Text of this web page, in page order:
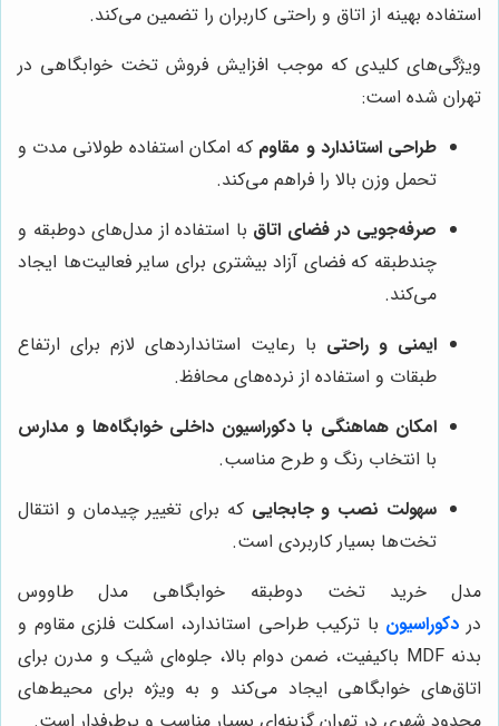
استفاده بهینه از اتاق و راحتی کاربران را تضمین می‌کند.
ویژگی‌های کلیدی که موجب افزایش فروش تخت خوابگاهی در
تهران شده است:
طراحی استاندارد و مقاوم که امکان استفاده طولانی مدت و
تحمل وزن بالا را فراهم می‌کند.
صرفه‌جویی در فضای اتاق با استفاده از مدل‌های دوطبقه و
چندطبقه که فضای آزاد بیشتری برای سایر فعالیت‌ها ایجاد
می‌کند.
ایمنی و راحتی با رعایت استانداردهای لازم برای ارتفاع
طبقات و استفاده از نرده‌های محافظ.
امکان هماهنگی با دکوراسیون داخلی خوابگاه‌ها و مدارس
با انتخاب رنگ و طرح مناسب.
سهولت نصب و جابجایی که برای تغییر چیدمان و انتقال
تخت‌ها بسیار کاربردی است.
مدل خرید تخت دوطبقه خوابگاهی مدل طاووس
در دکوراسیون با ترکیب طراحی استاندارد، اسکلت فلزی مقاوم و
بدنه MDF باکیفیت، ضمن دوام بالا، جلوه‌ای شیک و مدرن برای
اتاق‌های خوابگاهی ایجاد می‌کند و به ویژه برای محیط‌های